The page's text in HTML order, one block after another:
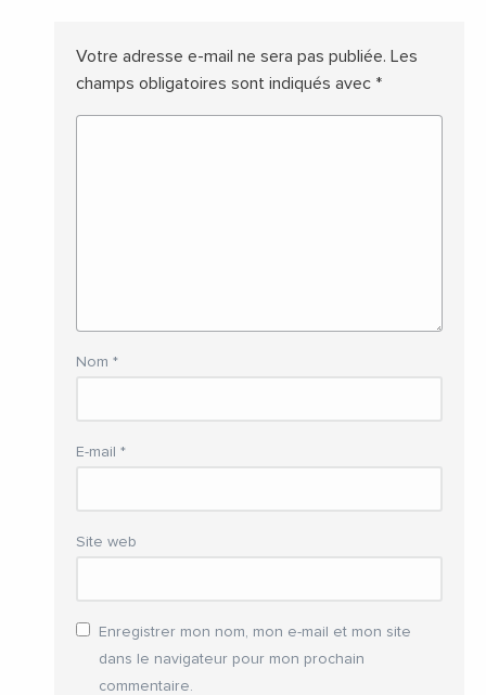
Votre adresse e-mail ne sera pas publiée. Les
champs obligatoires sont indiqués avec *
Nom *
E-mail *
Site web
Enregistrer mon nom, mon e-mail et mon site
dans le navigateur pour mon prochain
commentaire.